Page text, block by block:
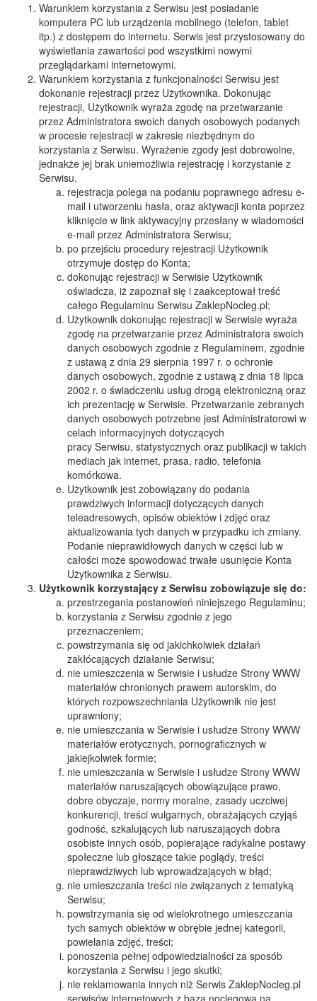
Warunkiem korzystania z Serwisu jest posiadanie
komputera PC lub urządzenia mobilnego (telefon, tablet
itp.) z dostępem do internetu. Serwis jest przystosowany do
wyświetlania zawartości pod wszystkimi nowymi
przeglądarkami internetowymi.
Warunkiem korzystania z funkcjonalności Serwisu jest
dokonanie rejestracji przez Użytkownika. Dokonując
rejestracji, Użytkownik wyraża zgodę na przetwarzanie
przez Administratora swoich danych osobowych podanych
w procesie rejestracji w zakresie niezbędnym do
korzystania z Serwisu. Wyrażenie zgody jest dobrowolne,
jednakże jej brak uniemożliwia rejestrację i korzystanie z
Serwisu.
rejestracja polega na podaniu poprawnego adresu e-
mail i utworzeniu hasła, oraz aktywacji konta poprzez
kliknięcie w link aktywacyjny przesłany w wiadomości
e-mail przez Administratora Serwisu;
po przejściu procedury rejestracji Użytkownik
otrzymuje dostęp do Konta;
dokonując rejestracji w Serwisie Użytkownik
oświadcza, iż zapoznał się i zaakceptował treść
całego Regulaminu Serwisu ZaklepNocleg.pl;
Użytkownik dokonując rejestracji w Serwisie wyraża
zgodę na przetwarzanie przez Administratora swoich
danych osobowych zgodnie z Regulaminem, zgodnie
z ustawą z dnia 29 sierpnia 1997 r. o ochronie
danych osobowych, zgodnie z ustawą z dnia 18 lipca
2002 r. o świadczeniu usług drogą elektroniczną oraz
ich prezentację w Serwisie. Przetwarzanie zebranych
danych osobowych potrzebne jest Administratorowi w
celach informacyjnych dotyczących
pracy Serwisu, statystycznych oraz publikacji w takich
mediach jak internet, prasa, radio, telefonia
komórkowa.
Użytkownik jest zobowiązany do podania
prawdziwych informacji dotyczących danych
teleadresowych, opisów obiektów i zdjęć oraz
aktualizowania tych danych w przypadku ich zmiany.
Podanie nieprawidłowych danych w części lub w
całości może spowodować trwałe usunięcie Konta
Użytkownika z Serwisu.
Użytkownik korzystający z Serwisu zobowiązuje się do:
przestrzegania postanowień niniejszego Regulaminu;
korzystania z Serwisu zgodnie z jego
przeznaczeniem;
powstrzymania się od jakichkolwiek działań
zakłócających działanie Serwisu;
nie umieszczenia w Serwisie i usłudze Strony WWW
materiałów chronionych prawem autorskim, do
których rozpowszechniania Użytkownik nie jest
uprawniony;
nie umieszczania w Serwisie i usłudze Strony WWW
materiałów erotycznych, pornograficznych w
jakiejkolwiek formie;
nie umieszczania w Serwisie i usłudze Strony WWW
materiałów naruszających obowiązujące prawo,
dobre obyczaje, normy moralne, zasady uczciwej
konkurencji, treści wulgarnych, obrażających czyjąś
godność, szkalujących lub naruszających dobra
osobiste innych osób, popierające radykalne postawy
społeczne lub głoszące takie poglądy, treści
nieprawdziwych lub wprowadzających w błąd;
nie umieszczania treści nie związanych z tematyką
Serwisu;
powstrzymania się od wielokrotnego umieszczania
tych samych obiektów w obrębie jednej kategorii,
powielania zdjęć, treści;
ponoszenia pełnej odpowiedzialności za sposób
korzystania z Serwisu i jego skutki;
nie reklamowania innych niż Serwis ZaklepNocleg.pl
serwisów internetowych z bazą noclegową na